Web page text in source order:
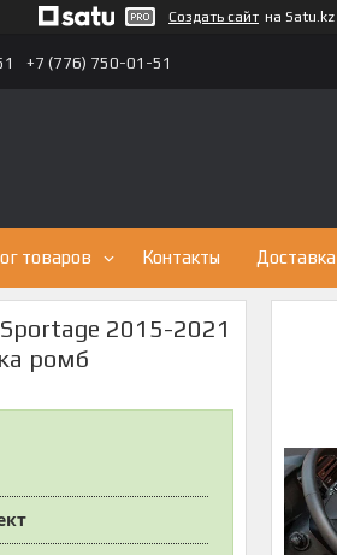
Создать сайт на Satu.kz
+7 (776) 750-01-51
товаров Контакты
2015-2021
ромб